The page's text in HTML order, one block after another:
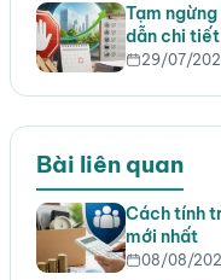
Tạm
dẫn chi
29/07/
Bài liên quan
Cách tính
mới nhất
08/08/